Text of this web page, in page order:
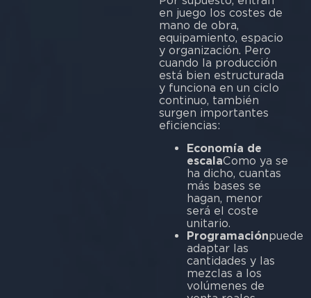
en juego los costes de
mano de obra,
equipamiento, espacio
y organización. Pero
cuando la producción
está bien estructurada
y funciona en un ciclo
continuo, también
surgen importantes
eficiencias:
Economía de
escalaComo ya se
ha dicho, cuantas
más bases se
hagan, menor
será el coste
unitario.
Programaciónpuede
adaptar las
cantidades y las
mezclas a los
volúmenes de